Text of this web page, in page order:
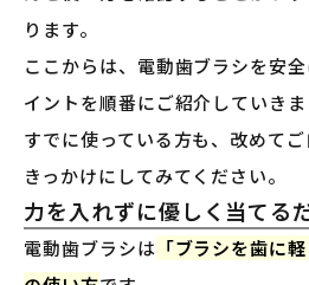
ります。
ここからは、電動歯ブラシを安
イントを順番にご紹介していきま
すでに使っている方も、改めて
きっかけにしてみてください。
力を入れずに優しく当てる
電動歯ブラシは 「ブラシを歯に